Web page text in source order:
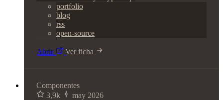
portfolio
blog
rss
open-source
Abrir Ver ficha
Componentes
3,9k
may 2026